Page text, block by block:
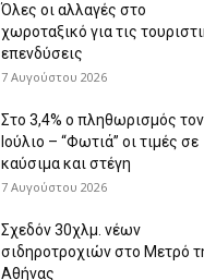
Όλες οι αλλαγές στο
χωροταξικό για τις
επενδύσεις
7 Αυγούστου 2026
Στο 3,4% ο πληθωρισμός τον
Ιούλιο – “Φωτιά” οι τιμές σε
καύσιμα και στέγη
7 Αυγούστου 2026
Σχεδόν 30χλμ. νέων
σιδηροτροχιών στο Μετρό
Αθήνας